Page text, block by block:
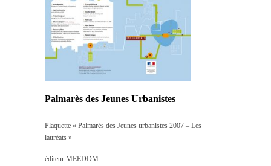
Palmarès des Jeunes Urbanistes
Plaquette « Palmarès des Jeunes urbanistes 2007 – Les
lauréats »
éditeur MEEDDM